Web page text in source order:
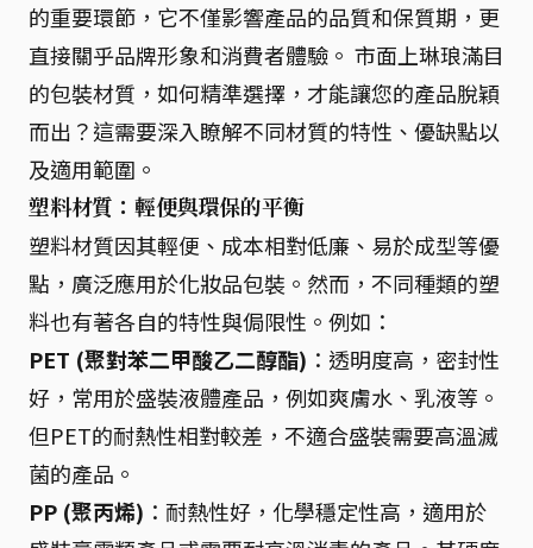
的重要環節，它不僅影響產品的品質和保質期，更
直接關乎品牌形象和消費者體驗。 市面上琳琅滿目
的包裝材質，如何精準選擇，才能讓您的產品脫穎
而出？這需要深入瞭解不同材質的特性、優缺點以
及適用範圍。
塑料材質：輕便與環保的平衡
塑料材質因其輕便、成本相對低廉、易於成型等優
點，廣泛應用於化妝品包裝。然而，不同種類的塑
料也有著各自的特性與侷限性。例如：
PET (聚對苯二甲酸乙二醇酯) ：透明度高，密封性
好，常用於盛裝液體產品，例如爽膚水、乳液等。
但PET的耐熱性相對較差，不適合盛裝需要高溫滅
菌的產品。
PP (聚丙烯) ：耐熱性好，化學穩定性高，適用於